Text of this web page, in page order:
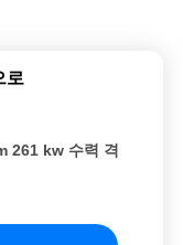
로
261 kw 수력 격